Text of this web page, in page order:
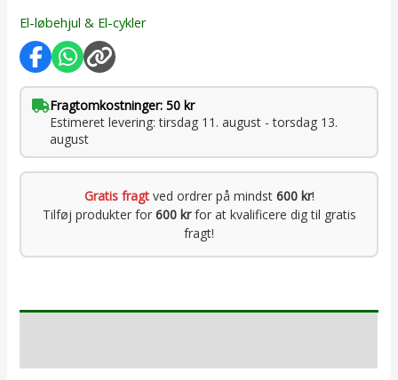
El-løbehjul & El-cykler
Fragtomkostninger: 50 kr
Estimeret levering: tirsdag 11. august - torsdag 13.
august
Gratis fragtved ordrer på mindst 600 kr!
Tilføj produkter for 600 krfor at kvalificere dig til gratis
fragt!